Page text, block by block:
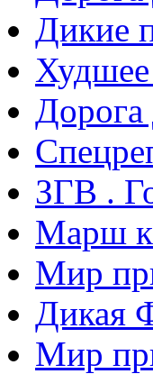
Дикие
ЗГВ .
Марш к
Мир
Дикая
Мир